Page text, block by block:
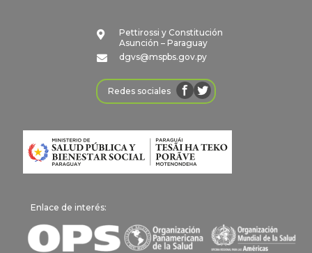

Pettirossi y Constitución
Asunción – Paraguay

dgvs@mspbs.gov.py
Redes sociales
Enlace de interés: